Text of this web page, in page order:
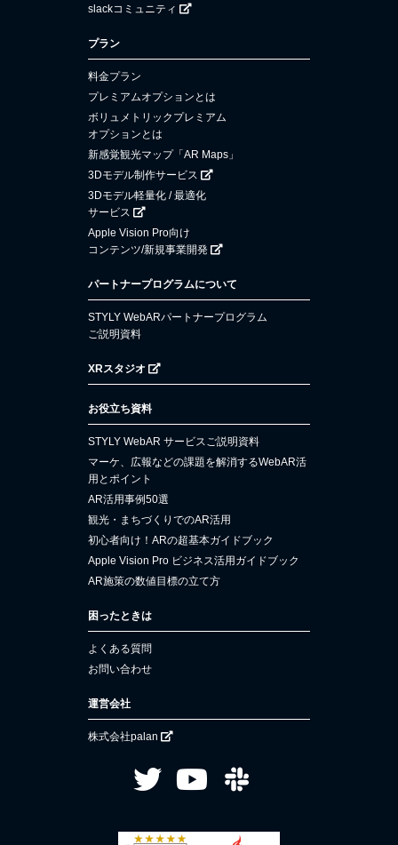
slackコミュニティ
プラン
料金プラン
プレミアムオプションとは
ボリュメトリックプレミアム
オプションとは
新感覚観光マップ「AR Maps」
3Dモデル制作サービス
3Dモデル軽量化 / 最適化
サービス
Apple Vision Pro向け
コンテンツ/新規事業開発
パートナープログラムについて
STYLY WebARパートナープログラム
ご説明資料
XRスタジオ
お役立ち資料
STYLY WebAR サービスご説明資料
マーケ、広報などの課題を解消するWebAR活
用とポイント
AR活用事例50選
観光・まちづくりでのAR活用
初心者向け！ARの超基本ガイドブック
Apple Vision Pro ビジネス活用ガイドブック
AR施策の数値目標の立て方
困ったときは
よくある質問
お問い合わせ
運営会社
株式会社palan